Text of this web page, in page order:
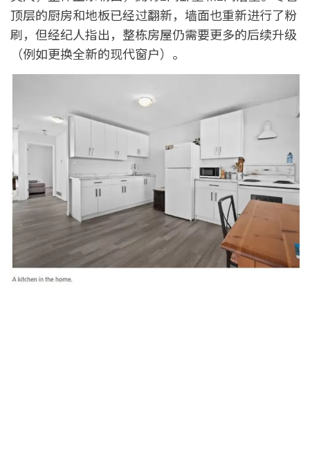
顶层的厨房和地板已经过翻新，墙面也重新进行了粉
刷，但经纪人指出，整栋房屋仍需要更多的后续升级
（例如更换全新的现代窗户）。